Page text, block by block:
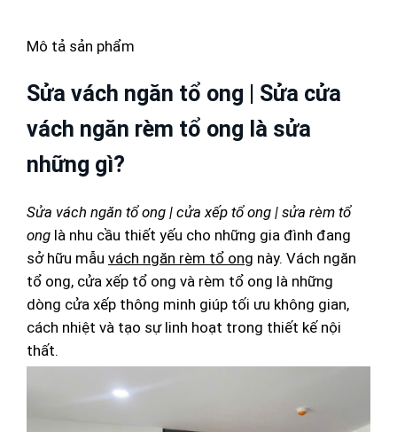
Mô tả sản phẩm
Sửa vách ngăn tổ ong | Sửa cửa
vách ngăn rèm tổ ong là sửa
những gì?
Sửa vách ngăn tổ ong | cửa xếp tổ ong | sửa rèm tổ
ong là nhu cầu thiết yếu cho những gia đình đang
sở hữu mẫu vách ngăn rèm tổ ong này. Vách ngăn
tổ ong, cửa xếp tổ ong và rèm tổ ong là những
dòng cửa xếp thông minh giúp tối ưu không gian,
cách nhiệt và tạo sự linh hoạt trong thiết kế nội
thất.